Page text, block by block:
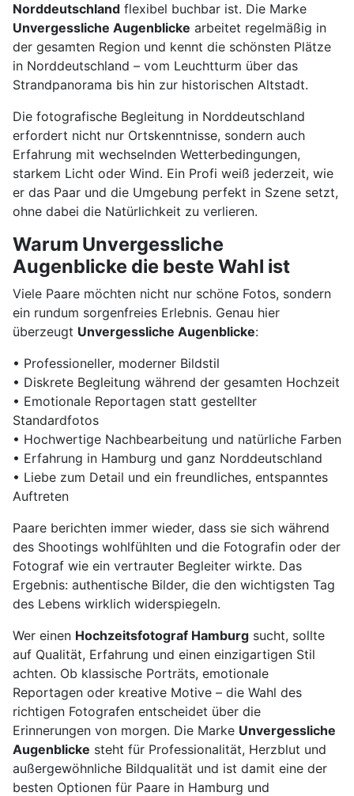
Norddeutschland flexibel buchbar ist. Die Marke
Unvergessliche Augenblicke arbeitet regelmäßig in
der gesamten Region und kennt die schönsten Plätze
in Norddeutschland – vom Leuchtturm über das
Strandpanorama bis hin zur historischen Altstadt.
Die fotografische Begleitung in Norddeutschland
erfordert nicht nur Ortskenntnisse, sondern auch
Erfahrung mit wechselnden Wetterbedingungen,
starkem Licht oder Wind. Ein Profi weiß jederzeit, wie
er das Paar und die Umgebung perfekt in Szene setzt,
ohne dabei die Natürlichkeit zu verlieren.
Warum Unvergessliche
Augenblicke die beste Wahl ist
Viele Paare möchten nicht nur schöne Fotos, sondern
ein rundum sorgenfreies Erlebnis. Genau hier
überzeugt Unvergessliche Augenblicke:
• Professioneller, moderner Bildstil
• Diskrete Begleitung während der gesamten Hochzeit
• Emotionale Reportagen statt gestellter
Standardfotos
• Hochwertige Nachbearbeitung und natürliche Farben
• Erfahrung in Hamburg und ganz Norddeutschland
• Liebe zum Detail und ein freundliches, entspanntes
Auftreten
Paare berichten immer wieder, dass sie sich während
des Shootings wohlfühlten und die Fotografin oder der
Fotograf wie ein vertrauter Begleiter wirkte. Das
Ergebnis: authentische Bilder, die den wichtigsten Tag
des Lebens wirklich widerspiegeln.
Wer einen Hochzeitsfotograf Hamburg sucht, sollte
auf Qualität, Erfahrung und einen einzigartigen Stil
achten. Ob klassische Porträts, emotionale
Reportagen oder kreative Motive – die Wahl des
richtigen Fotografen entscheidet über die
Erinnerungen von morgen. Die Marke Unvergessliche
Augenblicke steht für Professionalität, Herzblut und
außergewöhnliche Bildqualität und ist damit eine der
besten Optionen für Paare in Hamburg und